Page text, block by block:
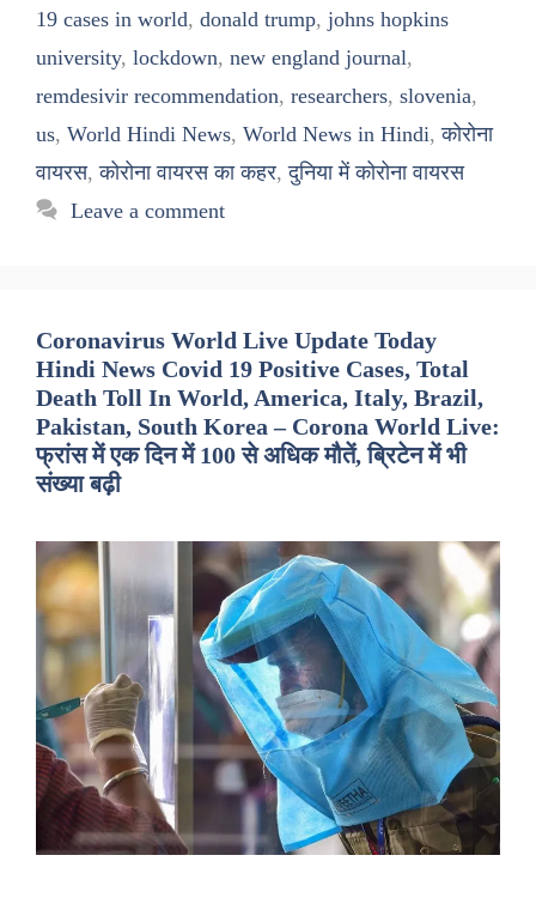
19 cases in world, donald trump, johns hopkins
university, lockdown, new england journal,
remdesivir recommendation, researchers, slovenia,
us, World Hindi News, World News in Hindi,कोरोना
वायरस,कोरोना वायरस का कहर,दुनिया में कोरोना वायरस
Leave a comment
Coronavirus World Live Update Today
Hindi News Covid 19 Positive Cases, Total
Death Toll In World, America, Italy, Brazil,
Pakistan, South Korea – Corona World Live:
फ्रांस में एक दिन में 100 से अधिक मौतें, ब्रिटेन में भी
संख्या बढ़ी